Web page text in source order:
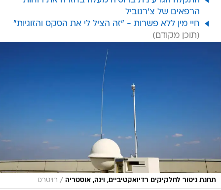
הרפאים של צ'רנוביל
חיי מין ללא פשרות - "זה הציל לי את הסקס והזוגיות"
תחנת ניטור לחלקיקים רדיואקטיביים, וינה, אוסטריה / רויטרס